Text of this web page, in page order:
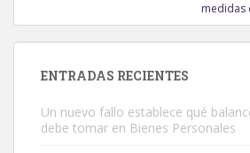
medidas
ENTRADAS RECIENTES
Un nuevo fallo establece qué
debe tomar en Bienes Personales